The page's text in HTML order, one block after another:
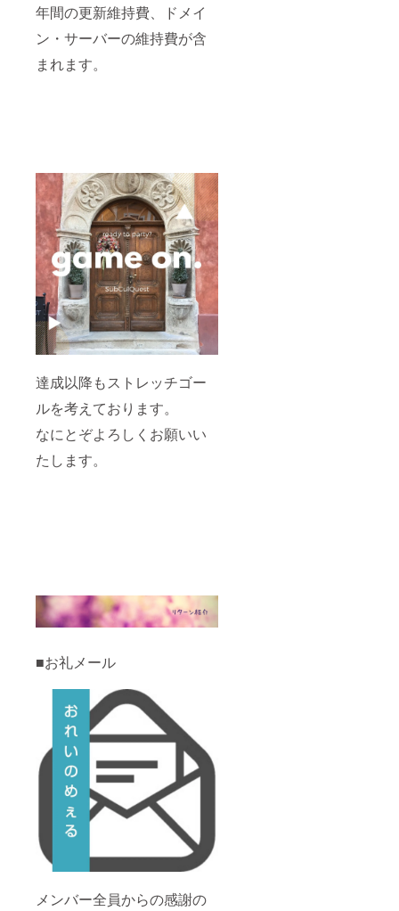
年間の更新維持費、ドメイ
ン・サーバーの維持費が含
まれます。
達成以降もストレッチゴー
ルを考えております。
なにとぞよろしくお願いい
たします。
■お礼メール
メンバー全員からの感謝の